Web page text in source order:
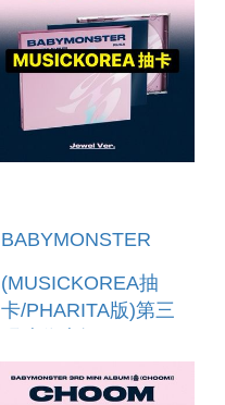
版)
BABYMONSTER
(MUSICKOREA抽
卡/PHARITA版)第三
「CHOOM(JEWEL
VER.)」 (韓國進口